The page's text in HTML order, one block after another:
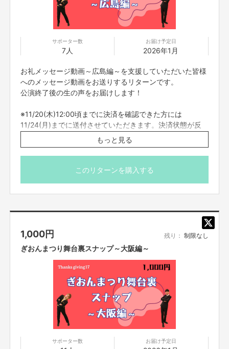
https://ticket.fany.lol/reception/23486/23036
https://ticket.fany.lol/reception/23500/23070
(トーク)
会場：よしもと漫才劇場
日程：12/21(日)17:45開場 18:00開演
「ご支援にあたっての注意事項」
■迷惑メールの対策などでドメイン指定を行っている場合、
きない場合がございます。「@yoshimoto.co.jp」を受信設定してください。
勢力（暴力団、暴力団員、暴力団準構成員、暴力団関係企業、総会屋等、社
会運動等標ぼうゴロ、特殊知能暴力集団及びこれらに準ずる団体、並びにこ
れらの構成員等を指します。以下、同様とします。）に該当せず、また、
れら反社会的勢力との間で社会的に非難されるべき関係を有して
でもプロジェクトの実行を中止することができ、プランナーは一切の責任を
【販売責任者】
吉本興業株式会社
大阪市中央区難波千日前11番6号
お問い合わせは下記のURLのメッセージからご連絡ください。
https://cf.fany.lol/users/message/view/124802
サポーター数
7人
お届け予定日
2026年1月
お礼メッセージ動画～広島編～を支援していただいた皆様
へのメッセージ動画をお送りするリターンです。
公演終了後の生の声をお届けします！
※11/20(木)12:00頃までに決済を確認できた方には
11/24(月)までに送付させていただきます。決済状態が反
映されるまでには時間が掛かる場合がございますのでお早
めの購入をお願いいたします。それ以外の方にはプロジェ
クト終了後に送付させていただきます。FANY
Crowdfundingメッセージ機能にてお送りするのでお待ち
※その他注意事項は、本文に記載の＜ご支援にあたっての
もっと見る
このリターンを購入する
1,000円 残り： 制限なし
ぎおんまつり舞台裏スナップ～大阪編～
サポーター数 お届け予定日